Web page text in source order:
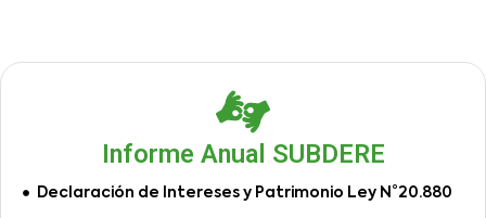
Informe Anual SUBDERE
Declaración de Intereses y Patrimonio Ley N°20.880